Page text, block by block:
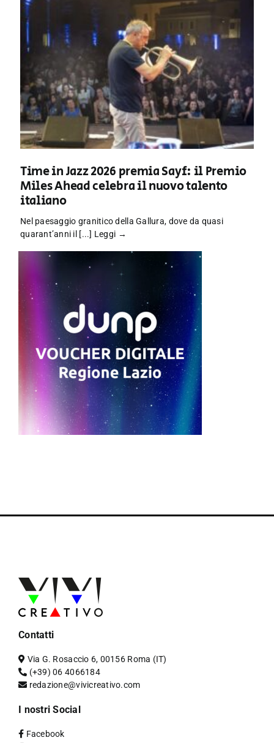
Time in Jazz 2026 premia Sayf: il Premio
Miles Ahead celebra il nuovo talento
italiano
Nel paesaggio granitico della Gallura, dove da quasi
quarant’anni il [...] Leggi →
Contatti
Via G. Rosaccio 6, 00156 Roma (IT)
(+39) 06 4066184
redazione@vivicreativo.com
I nostri Social
Facebook